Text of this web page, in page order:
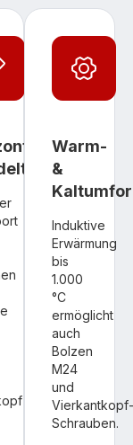
Warm-
&
Induktive
Erwärmung
bis
1.000
°C
ermöglicht
auch
Bolzen
M24
und
Vierkantkopf-
Schrauben.